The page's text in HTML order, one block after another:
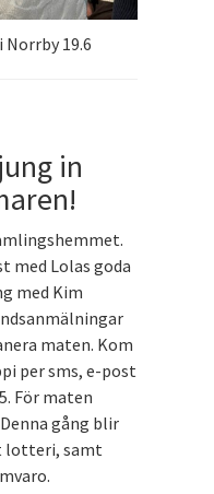
19.6
in
med Lolas goda
med Kim
maten. Kom
per sms, e-post
För maten
gång blir
lotteri, samt